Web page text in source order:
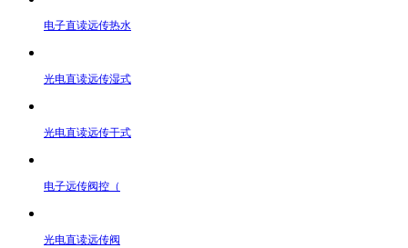
电子直读远传热水
光电直读远传湿式
光电直读远传干式
电子远传阀控（
光电直读远传阀